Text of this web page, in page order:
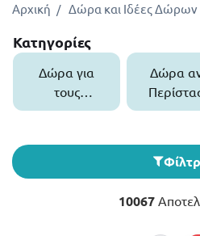
Αρχική Δώρα και Ιδέες Δώρων
Κατηγορίες
Δώρα για
τους
Αγαπημένους
Δώρα
10067